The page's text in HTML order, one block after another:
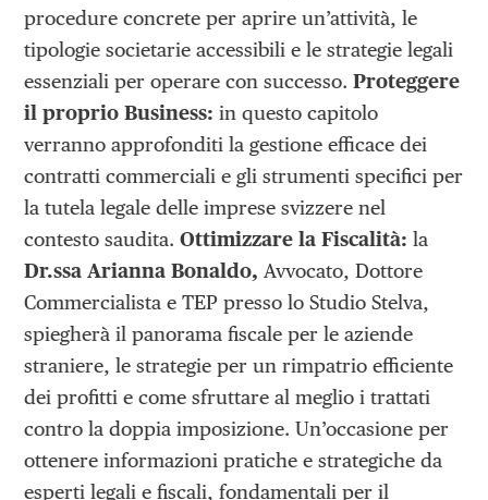
procedure concrete per aprire un’attività, le
tipologie societarie accessibili e le strategie legali
essenziali per operare con successo.Proteggere
il proprio Business: in questo capitolo
verranno approfonditi la gestione efficace dei
contratti commerciali e gli strumenti specifici per
la tutela legale delle imprese svizzere nel
contesto saudita.Ottimizzare la Fiscalità: la
Dr.ssa Arianna Bonaldo, Avvocato, Dottore
Commercialista e TEP presso lo Studio Stelva,
spiegherà il panorama fiscale per le aziende
straniere, le strategie per un rimpatrio efficiente
dei profitti e come sfruttare al meglio i trattati
contro la doppia imposizione. Un’occasione per
ottenere informazioni pratiche e strategiche da
esperti legali e fiscali, fondamentali per il